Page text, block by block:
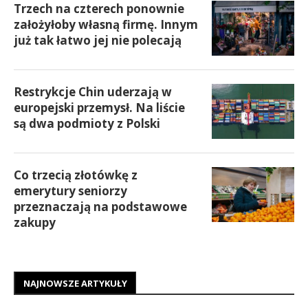
Trzech na czterech ponownie
założyłoby własną firmę. Innym
już tak łatwo jej nie polecają
Restrykcje Chin uderzają w
europejski przemysł. Na liście
są dwa podmioty z Polski
Co trzecią złotówkę z
emerytury seniorzy
przeznaczają na podstawowe
zakupy
NAJNOWSZE ARTYKUŁY